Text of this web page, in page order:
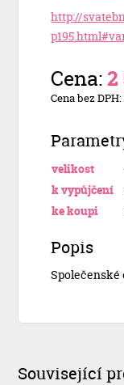
http://
Cena:2
Cena bez
velikost
k vypůjčení
ke koupi
Popis
Společenské
Související